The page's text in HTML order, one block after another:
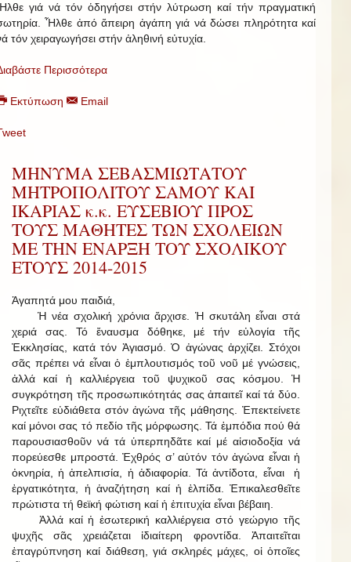
γιά νά τόν ὁδηγήσει στήν λύτρωση καί τήν πραγματική
Ἦλθε ἀπό ἄπειρη ἀγάπη γιά νά δώσει πληρότητα καί
τόν χειραγωγήσει στήν ἀληθινή εὐτυχία.
Περισσότερα
Εκτύπωση Email
ΜΗΝΥΜΑ ΣΕΒΑΣΜΙΩΤΑΤΟΥ
ΜΗΤΡΟΠΟΛΙΤΟΥ ΣΑΜΟΥ ΚΑΙ
ΙΚΑΡΙΑΣ κ.κ. ΕΥΣΕΒΙΟΥ ΠΡΟΣ
ΤΟΥΣ ΜΑΘΗΤΕΣ ΤΩΝ ΣΧΟΛΕΙΩΝ
ΜΕ ΤΗΝ ΕΝΑΡΞΗ ΤΟΥ ΣΧΟΛΙΚΟΥ
ΕΤΟΥΣ 2014-2015
Ἀγαπητά μου παιδιά,
Ἡ νέα σχολική χρόνια ἄρχισε. Ἡ σκυτάλη εἶναι στά
χεριά σας. Τό ἔναυσμα δόθηκε, μέ τήν εὐλογία τῆς
Ἐκκλησίας, κατά τόν Ἁγιασμό. Ὁ ἀγώνας ἀρχίζει. Στόχοι
σᾶς πρέπει νά εἶναι ὁ ἐμπλουτισμός τοῦ νοῦ μέ γνώσεις,
ἀλλά καί ἡ καλλιέργεια τοῦ ψυχικοῦ σας κόσμου. Ἡ
συγκρότηση τῆς προσωπικότητάς σας ἀπαιτεῖ καί τά δύο.
Ριχτεῖτε εὐδιάθετα στόν ἀγώνα τῆς μάθησης. Ἐπεκτείνετε
καί μόνοι σας τό πεδίο τῆς μόρφωσης. Τά ἐμπόδια πού θά
παρουσιασθοῦν νά τά ὑπερπηδᾶτε καί μέ αἰσιοδοξία νά
πορεύεσθε μπροστά. Ἐχθρός σ’ αὐτόν τόν ἀγώνα εἶναι ἡ
ὀκνηρία, ἡ ἀπελπισία, ἡ ἀδιαφορία. Τά ἀντίδοτα, εἶναι ἡ
ἐργατικότητα, ἡ ἀναζήτηση καί ἡ ἐλπίδα. Ἐπικαλεσθεῖτε
πρώτιστα τή θεϊκή φώτιση καί ἡ ἐπιτυχία εἶναι βέβαιη.
Ἀλλά καί ἡ ἐσωτερική καλλιέργεια στό γεώργιο τῆς
ψυχῆς σᾶς χρειάζεται ἰδιαίτερη φροντίδα. Ἀπαιτεῖται
ἐπαγρύπνηση καί διάθεση, γιά σκληρές μάχες, οἱ ὁποῖες